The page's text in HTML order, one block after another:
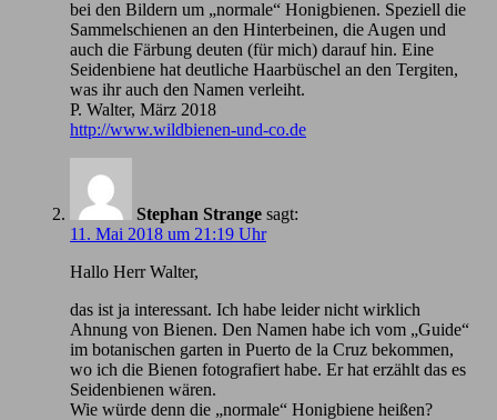
bei den Bildern um „normale“ Honigbienen. Speziell die
Sammelschienen an den Hinterbeinen, die Augen und
auch die Färbung deuten (für mich) darauf hin. Eine
Seidenbiene hat deutliche Haarbüschel an den Tergiten,
was ihr auch den Namen verleiht.
P. Walter, März 2018
http://www.wildbienen-und-co.de
Stephan Strange sagt:
11. Mai 2018 um 21:19 Uhr
Hallo Herr Walter,
das ist ja interessant. Ich habe leider nicht wirklich
Ahnung von Bienen. Den Namen habe ich vom „Guide“
im botanischen garten in Puerto de la Cruz bekommen,
wo ich die Bienen fotografiert habe. Er hat erzählt das es
Seidenbienen wären.
Wie würde denn die „normale“ Honigbiene heißen?